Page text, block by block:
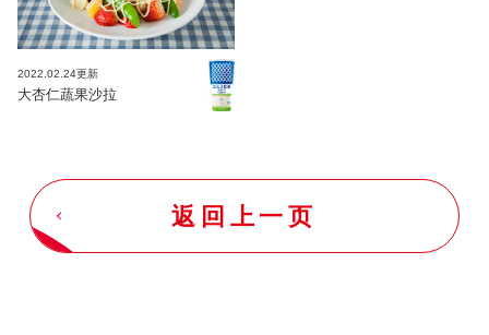
2022.02.24更新
大杏仁蔬果沙拉
返回上一页